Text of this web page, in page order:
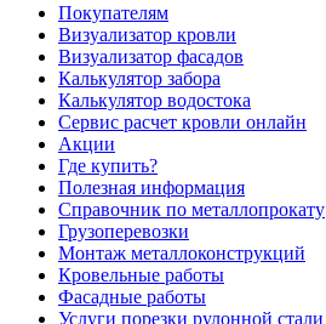
Покупателям
Визуализатор кровли
Визуализатор фасадов
Калькулятор забора
Калькулятор водостока
Сервис расчет кровли онлайн
Акции
Где купить?
Полезная информация
Справочник по металлопрокату
Грузоперевозки
Монтаж металлоконструкций
Кровельные работы
Фасадные работы
Услуги порезки рулонной стали